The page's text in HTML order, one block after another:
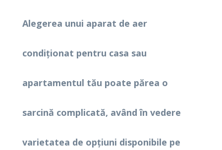
Alegerea unui aparat de aer
condiționat pentru casa sau
apartamentul tău poate părea o
sarcină complicată, având în vedere
varietatea de opțiuni disponibile pe